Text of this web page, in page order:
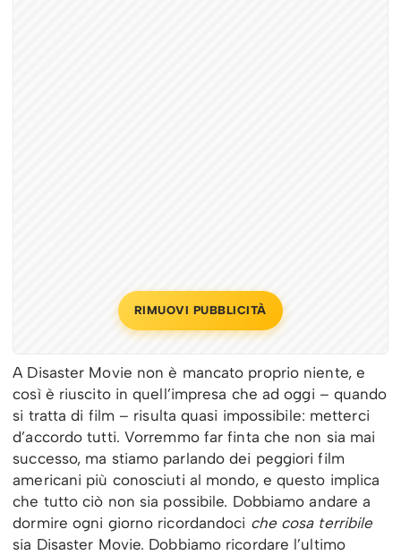
RIMUOVI PUBBLICITÀ
A Disaster Movie non è mancato proprio niente, e
così è riuscito in quell’impresa che ad oggi – quando
si tratta di film – risulta quasi impossibile: metterci
d’accordo tutti. Vorremmo far finta che non sia mai
successo, ma stiamo parlando dei peggiori film
americani più conosciuti al mondo, e questo implica
che tutto ciò non sia possibile. Dobbiamo andare a
dormire ogni giorno ricordandoci che cosa terribile
sia Disaster Movie. Dobbiamo ricordare l’ultimo